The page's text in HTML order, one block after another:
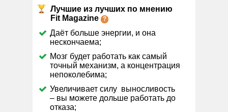
Лучшие из лучших по мнению
Fit Magazine
Даёт больше энергии, и она
нескончаема;
Мозг будет работать как самый
точный механизм, а концентрация
непоколебима;
Увеличивает силу выносливость
– вы можете дольше работать до
отказа;